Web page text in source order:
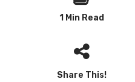
1 Min Read
Share This!